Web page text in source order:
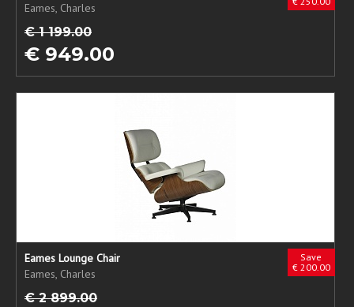
Eames, Charles
€ 1 199.00
€ 949.00
Save
€ 200.00
Eames Lounge Chair
Eames, Charles
€ 2 899.00